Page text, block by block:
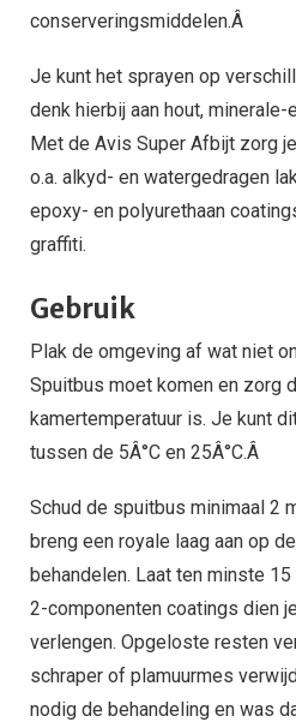
conserveringsmiddelen.Â
Je kunt het sprayen op
denk hierbij aan hout,
Met de Avis Super Afbijt zorg
o.a. alkyd- en watergedragen
epoxy- en polyurethaan
graffiti.
Gebruik
Plak de omgeving af wat niet
Spuitbus moet komen en zorg
kamertemperatuur is. Je kunt
tussen de 5Â°C en 25Â°C.Â
Schud de spuitbus minimaal 2
breng een royale laag aan op
behandelen. Laat ten minste
2-componenten coatings dien
verlengen. Opgeloste resten
schraper of plamuurmes
nodig de behandeling en was